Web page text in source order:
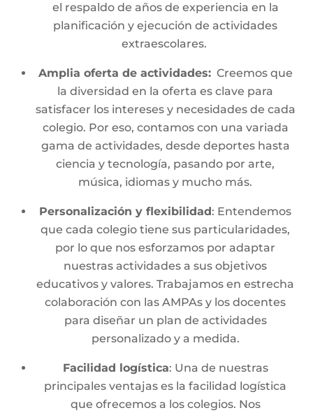
el respaldo de años de experiencia en la
planificación y ejecución de actividades
extraescolares.
Amplia oferta de actividades:Creemos que
la diversidad en la oferta es clave para
satisfacer los intereses y necesidades de cada
colegio. Por eso, contamos con una variada
gama de actividades, desde deportes hasta
ciencia y tecnología, pasando por arte,
música, idiomas y mucho más.
Personalización y flexibilidad : Entendemos
que cada colegio tiene sus particularidades,
por lo que nos esforzamos por adaptar
nuestras actividades a sus objetivos
educativos y valores. Trabajamos en estrecha
colaboración con las AMPAs y los docentes
para diseñar un plan de actividades
personalizado y a medida.
Facilidad logística: Una de nuestras
principales ventajas es la facilidad logística
que ofrecemos a los colegios. Nos